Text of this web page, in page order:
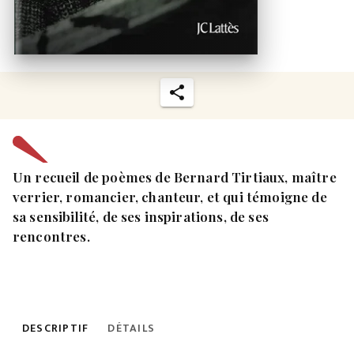
Un recueil de poèmes de Bernard Tirtiaux, maître
verrier, romancier, chanteur, et qui témoigne de
sa sensibilité, de ses inspirations, de ses
rencontres.
DESCRIPTIF DÉTAILS